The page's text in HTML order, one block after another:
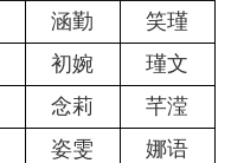
涵勤
笑瑾
初婉
瑾文
念莉
芊滢
姿雯
娜语